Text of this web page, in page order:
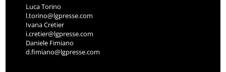
Luca Torino
l.torino@lgpresse.com
Ivana Cretier
i.cretier@lgpresse.com
Daniele Fimiano
d.fimiano@lgpresse.com